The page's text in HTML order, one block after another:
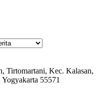
Tirtomartani, Kec. Kalasan,
55571